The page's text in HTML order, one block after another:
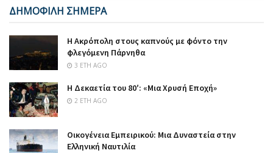
ΔΗΜΟΦΙΛΗ ΣΗΜΕΡΑ
Η Ακρόπολη στους καπνούς με φόντο την
φλεγόμενη Πάρνηθα
3 ΈΤΗ AGO
Η Δεκαετία του 80′: «Μια Χρυσή Εποχή»
2 ΈΤΗ AGO
Οικογένεια Εμπειρικού: Μια Δυναστεία στην
Ελληνική Ναυτιλία